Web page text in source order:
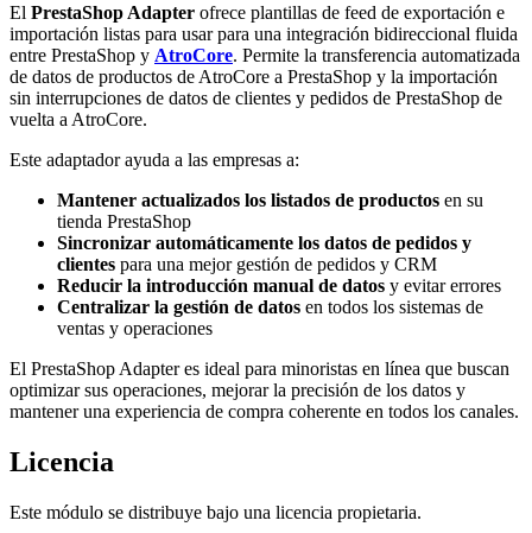
El PrestaShop Adapter ofrece plantillas de feed de exportación e
importación listas para usar para una integración bidireccional fluida
entre PrestaShop y AtroCore. Permite la transferencia automatizada
de datos de productos de AtroCore a PrestaShop y la importación
sin interrupciones de datos de clientes y pedidos de PrestaShop de
vuelta a AtroCore.
Este adaptador ayuda a las empresas a:
Mantener actualizados los listados de productos en su
tienda PrestaShop
Sincronizar automáticamente los datos de pedidos y
clientes para una mejor gestión de pedidos y CRM
Reducir la introducción manual de datos y evitar errores
Centralizar la gestión de datos en todos los sistemas de
ventas y operaciones
El PrestaShop Adapter es ideal para minoristas en línea que buscan
optimizar sus operaciones, mejorar la precisión de los datos y
mantener una experiencia de compra coherente en todos los canales.
Licencia
Este módulo se distribuye bajo una licencia propietaria.